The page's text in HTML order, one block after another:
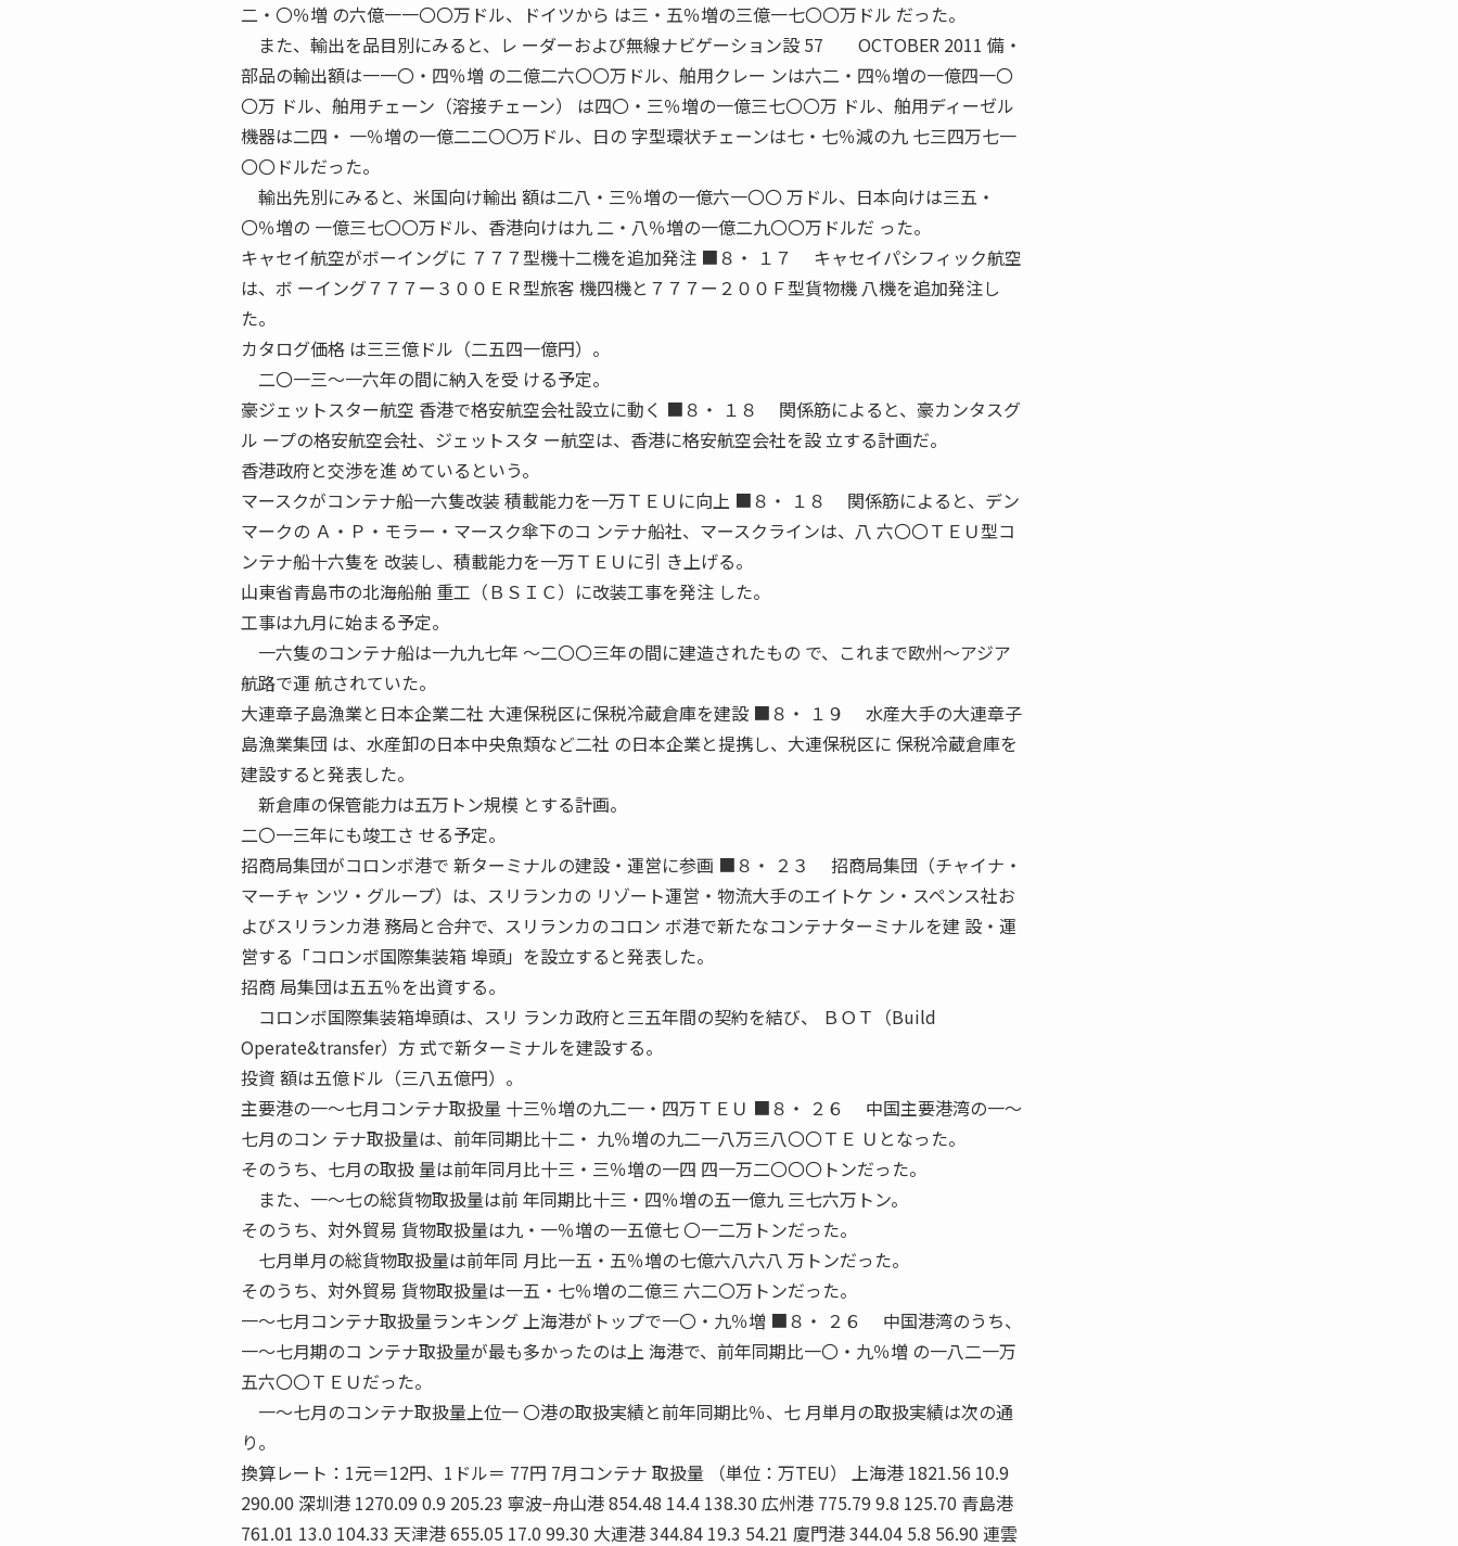
二・〇％増 の六億一一〇〇万ドル、ドイツから は三・五％増の三億一七〇〇万ドル だった。
また、輸出を品目別にみると、レ ーダーおよび無線ナビゲーション設 57 OCTOBER 2011 備・
部品の輸出額は一一〇・四％増 の二億二六〇〇万ドル、舶用クレー ンは六二・四％増の一億四一〇
〇万 ドル、舶用チェーン（溶接チェーン） は四〇・三％増の一億三七〇〇万 ドル、舶用ディーゼル
機器は二四・ 一％増の一億二二〇〇万ドル、日の 字型環状チェーンは七・七％減の九 七三四万七一
〇〇ドルだった。
輸出先別にみると、米国向け輸出 額は二八・三％増の一億六一〇〇 万ドル、日本向けは三五・
〇％増の 一億三七〇〇万ドル、香港向けは九 二・八％増の一億二九〇〇万ドルだ った。
キャセイ航空がボーイングに ７７７型機十二機を追加発注 ■８・ １７ キャセイパシフィック航空
は、ボ ーイング７７７ー３００ＥＲ型旅客 機四機と７７７ー２００Ｆ型貨物機 八機を追加発注し
た。
カタログ価格 は三三億ドル（二五四一億円）。
二〇一三〜一六年の間に納入を受 ける予定。
豪ジェットスター航空 香港で格安航空会社設立に動く ■８・ １８ 関係筋によると、豪カンタスグ
ル ープの格安航空会社、ジェットスタ ー航空は、香港に格安航空会社を設 立する計画だ。
香港政府と交渉を進 めているという。
マースクがコンテナ船一六隻改装 積載能力を一万ＴＥＵに向上 ■８・ １８ 関係筋によると、デン
マークの Ａ・Ｐ・モラー・マースク傘下のコ ンテナ船社、マースクラインは、八 六〇〇ＴＥＵ型コ
ンテナ船十六隻を 改装し、積載能力を一万ＴＥＵに引 き上げる。
山東省青島市の北海船舶 重工（ＢＳＩＣ）に改装工事を発注 した。
工事は九月に始まる予定。
一六隻のコンテナ船は一九九七年 〜二〇〇三年の間に建造されたもの で、これまで欧州〜アジア
航路で運 航されていた。
大連章子島漁業と日本企業二社 大連保税区に保税冷蔵倉庫を建設 ■８・ １９ 水産大手の大連章子
島漁業集団 は、水産卸の日本中央魚類など二社 の日本企業と提携し、大連保税区に 保税冷蔵倉庫を
建設すると発表した。
新倉庫の保管能力は五万トン規模 とする計画。
二〇一三年にも竣工さ せる予定。
招商局集団がコロンボ港で 新ターミナルの建設・運営に参画 ■８・ ２３ 招商局集団（チャイナ・
マーチャ ンツ・グループ）は、スリランカの リゾート運営・物流大手のエイトケ ン・スペンス社お
よびスリランカ港 務局と合弁で、スリランカのコロン ボ港で新たなコンテナターミナルを建 設・運
営する「コロンボ国際集装箱 埠頭」を設立すると発表した。
招商 局集団は五五％を出資する。
コロンボ国際集装箱埠頭は、スリ ランカ政府と三五年間の契約を結び、 ＢＯＴ（Build
Operate&transfer）方 式で新ターミナルを建設する。
投資 額は五億ドル（三八五億円）。
主要港の一〜七月コンテナ取扱量 十三％増の九二一・四万ＴＥＵ ■８・ ２６ 中国主要港湾の一〜
七月のコン テナ取扱量は、前年同期比十二・ 九％増の九二一八万三八〇〇ＴＥ Ｕとなった。
そのうち、七月の取扱 量は前年同月比十三・三％増の一四 四一万二〇〇〇トンだった。
また、一〜七の総貨物取扱量は前 年同期比十三・四％増の五一億九 三七六万トン。
そのうち、対外貿易 貨物取扱量は九・一％増の一五億七 〇一二万トンだった。
七月単月の総貨物取扱量は前年同 月比一五・五％増の七億六八六八 万トンだった。
そのうち、対外貿易 貨物取扱量は一五・七％増の二億三 六二〇万トンだった。
一〜七月コンテナ取扱量ランキング 上海港がトップで一〇・九％増 ■８・ ２６ 中国港湾のうち、
一〜七月期のコ ンテナ取扱量が最も多かったのは上 海港で、前年同期比一〇・九％増 の一八二一万
五六〇〇ＴＥＵだった。
一〜七月のコンテナ取扱量上位一 〇港の取扱実績と前年同期比％、七 月単月の取扱実績は次の通
り。
換算レート：1元＝12円、1ドル＝ 77円 7月コンテナ 取扱量 （単位：万TEU） 上海港 1821.56 10.9
290.00 深圳港 1270.09 0.9 205.23 寧波−舟山港 854.48 14.4 138.30 広州港 775.79 9.8 125.70 青島港
761.01 13.0 104.33 天津港 655.05 17.0 99.30 大連港 344.84 19.3 54.21 廈門港 344.04 5.8 56.90 連雲